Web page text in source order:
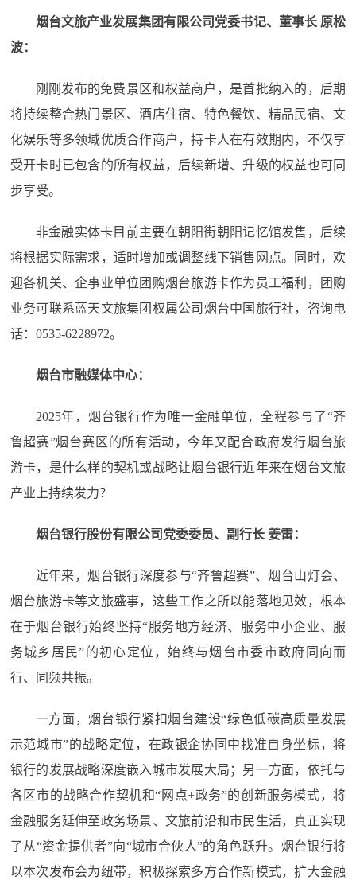
烟台文旅产业发展集团有限公司党委书记、董事长 原松
波：
刚刚发布的免费景区和权益商户，是首批纳入的，后期
将持续整合热门景区、酒店住宿、特色餐饮、精品民宿、文
化娱乐等多领域优质合作商户，持卡人在有效期内，不仅享
受开卡时已包含的所有权益，后续新增、升级的权益也可同
步享受。
非金融实体卡目前主要在朝阳街朝阳记忆馆发售，后续
将根据实际需求，适时增加或调整线下销售网点。同时，欢
迎各机关、企事业单位团购烟台旅游卡作为员工福利，团购
业务可联系蓝天文旅集团权属公司烟台中国旅行社，咨询电
话：0535-6228972。
烟台市融媒体中心：
2025年，烟台银行作为唯一金融单位，全程参与了“齐
鲁超赛”烟台赛区的所有活动，今年又配合政府发行烟台旅
游卡，是什么样的契机或战略让烟台银行近年来在烟台文旅
产业上持续发力？
烟台银行股份有限公司党委委员、副行长 姜雷：
近年来，烟台银行深度参与“齐鲁超赛”、烟台山灯会、
烟台旅游卡等文旅盛事，这些工作之所以能落地见效，根本
在于烟台银行始终坚持“服务地方经济、服务中小企业、服
务城乡居民”的初心定位，始终与烟台市委市政府同向而
行、同频共振。
一方面，烟台银行紧扣烟台建设“绿色低碳高质量发展
示范城市”的战略定位，在政银企协同中找准自身坐标，将
银行的发展战略深度嵌入城市发展大局；另一方面，依托与
各区市的战略合作契机和“网点+政务”的创新服务模式，将
金融服务延伸至政务场景、文旅前沿和市民生活，真正实现
了从“资金提供者”向“城市合伙人”的角色跃升。烟台银行将
以本次发布会为纽带，积极探索多方合作新模式，扩大金融